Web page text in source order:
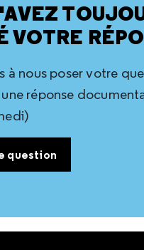
VOTRE
à nous poser votre
réponse
question